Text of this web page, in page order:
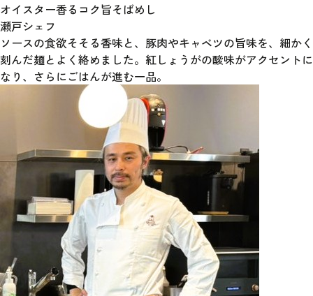
オイスター香るコク旨そばめし
瀬戸シェフ
ソースの食欲そそる香味と、豚肉やキャベツの旨味を、細かく
刻んだ麺とよく絡めました。紅しょうがの酸味がアクセントに
なり、さらにごはんが進む一品。